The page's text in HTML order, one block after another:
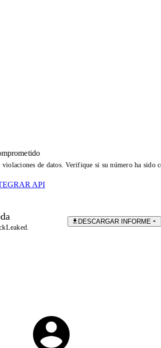
de datos. Verifique si su número ha sido
API
DESCARGAR INFORME